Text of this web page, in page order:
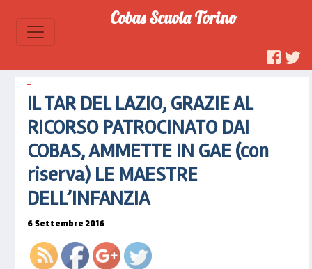
Cobas Scuola Torino
IL TAR DEL LAZIO, GRAZIE AL
RICORSO PATROCINATO DAI
COBAS, AMMETTE IN GAE (con
riserva) LE MAESTRE
DELL’INFANZIA
6 Settembre 2016
lazio-
patrocinato-
cobas-
ammette-
in-gae-
con-
riserva-
le-
maestre-
dellinfanzia">